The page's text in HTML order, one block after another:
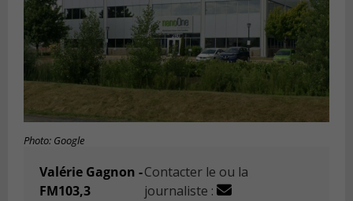
Photo: Google
Valérie Gagnon -
FM103,3
Contacter le ou la
journaliste :